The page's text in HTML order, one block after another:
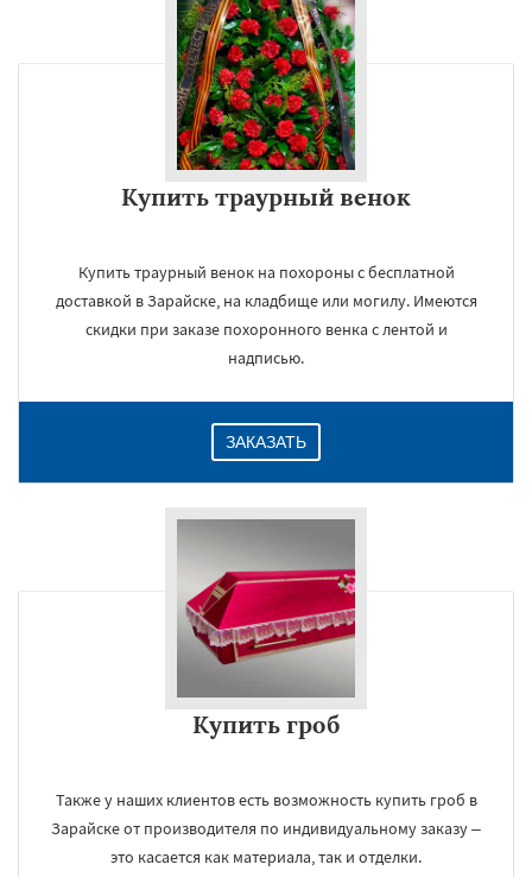
Купить траурный венок
Купить траурный венок на похороны с бесплатной
доставкой в Зарайске, на кладбище или могилу. Имеются
скидки при заказе похоронного венка с лентой и
надписью.
ЗАКАЗАТЬ
Купить гроб
Также у наших клиентов есть возможность купить гроб в
Зарайске от производителя по индивидуальному заказу –
это касается как материала, так и отделки.